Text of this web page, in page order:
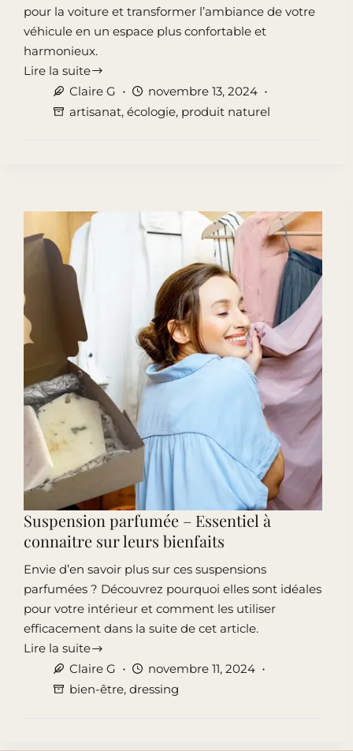
pour la voiture et transformer l’ambiance de votre
véhicule en un espace plus confortable et
harmonieux.
Lire la suite
Découvrez
désodorisant
naturel
Claire G
novembre 13, 2024
artisanat, écologie, produit naturel
Suspension parfumée – Essentiel à
connaitre sur leurs bienfaits
Envie d’en savoir plus sur ces suspensions
parfumées ? Découvrez pourquoi elles sont idéales
pour votre intérieur et comment les utiliser
efficacement dans la suite de cet article.
Lire la suite
Suspension
parfumée
Claire G
novembre 11, 2024
bien-être, dressing